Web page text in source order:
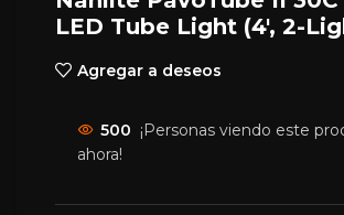
LED Tube Light (4′, 2-
Agregar a deseos
500 ¡Personas viendo este
ahora!